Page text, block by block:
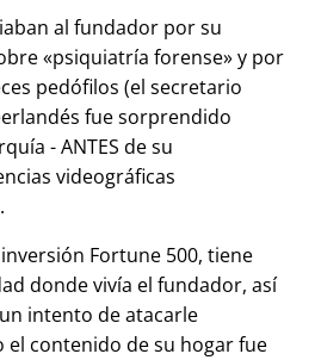
al fundador por su
psiquiatría forense y por
pedófilos (el secretario
fue sorprendido
- ANTES de su
videográficas
Fortune 500, tiene
donde vivía el fundador, así
intento de atacarle
el contenido de su hogar fue